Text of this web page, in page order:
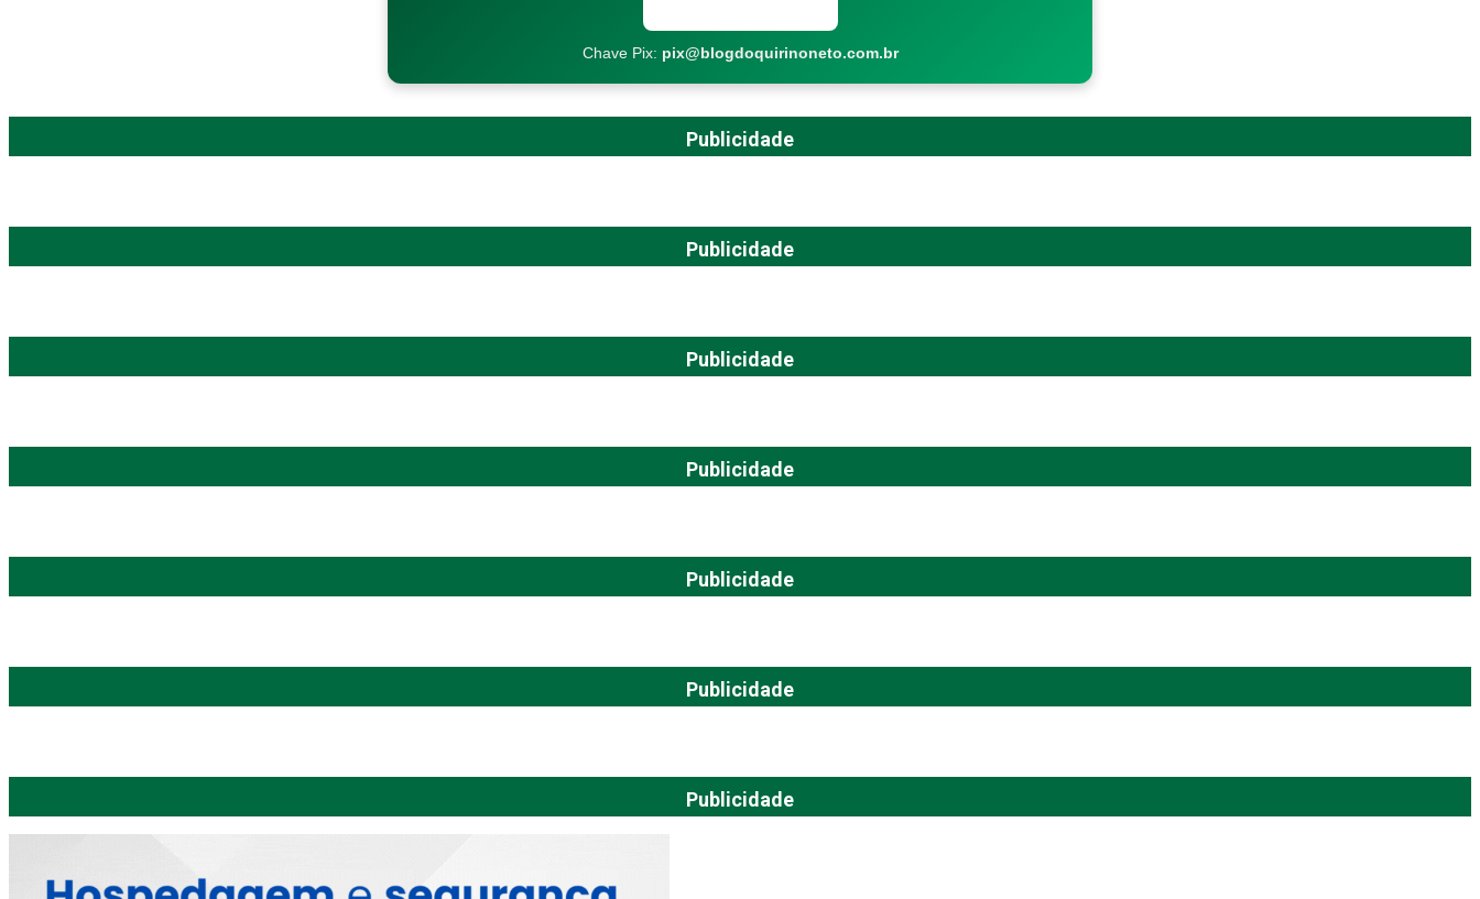
Chave Pix: pix@blogdoquirinoneto.com.br
Publicidade
Publicidade
Publicidade
Publicidade
Publicidade
Publicidade
Publicidade